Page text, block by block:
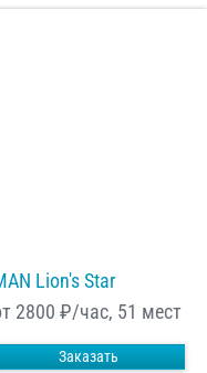
Lion's Star
2800 ₽/час, 51 мест
Заказать